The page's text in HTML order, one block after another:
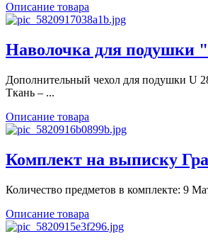
Описание товара
Наволочка для подушки
Дополнительный чехол для подушки U
Ткань – ...
Описание товара
Комплект на выписку
Количество предметов в комплекте: 9
Описание товара